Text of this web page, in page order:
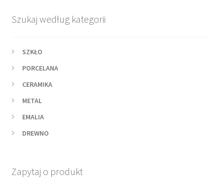
Szukaj według kategorii
SZKŁO
PORCELANA
CERAMIKA
METAL
EMALIA
DREWNO
Zapytaj o produkt